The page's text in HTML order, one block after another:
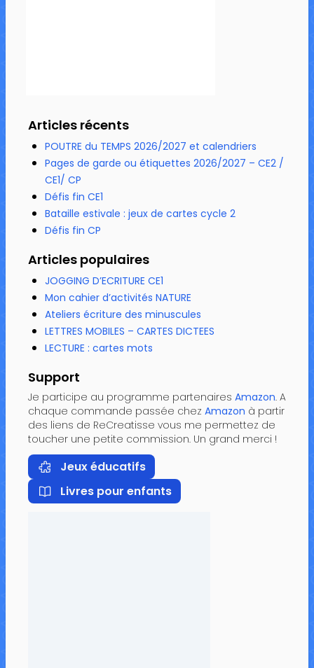
Articles récents
POUTRE du TEMPS 2026/2027 et calendriers
Pages de garde ou étiquettes 2026/2027 – CE2 /
CE1/ CP
Défis fin CE1
Bataille estivale : jeux de cartes cycle 2
Défis fin CP
Articles populaires
JOGGING D’ECRITURE CE1
Mon cahier d’activités NATURE
Ateliers écriture des minuscules
LETTRES MOBILES – CARTES DICTEES
LECTURE : cartes mots
Support
Je participe au programme partenaires Amazon. A
chaque commande passée chez Amazon à partir
des liens de ReCreatisse vous me permettez de
toucher une petite commission. Un grand merci !
Jeux éducatifs
Livres pour enfants